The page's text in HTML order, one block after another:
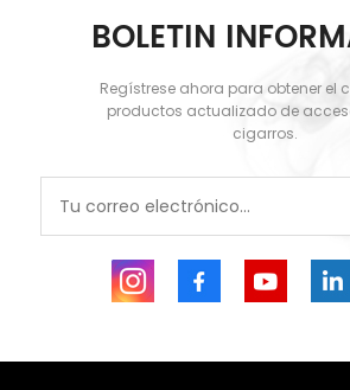
BOLETIN
Regístrese ahora para obtener el
productos actualizado de
cigarros.